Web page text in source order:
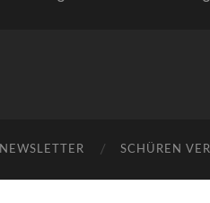
NEWSLETTER SCHÜREN